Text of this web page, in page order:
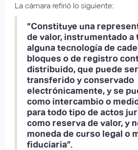
La cámara refirió lo siguiente:
“Constituye una
de valor, instrumentado a
alguna tecnología de
bloques o de registro
distribuido, que puede
transferido y conservado
electrónicamente, y se
como intercambio o
para todo tipo de actos
como reserva de valor, y
moneda de curso legal o
fiduciaria”.